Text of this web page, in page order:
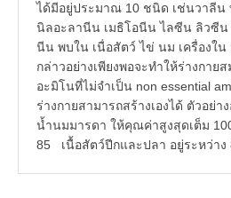
ได้มีอยู่ประมาณ 10 ชนิด เช่นวาลีน
นิลอะลานีน เมธิโอนีน ไลซีน ลิวซี
นีน พบใน เนื่อสัตว์ ไข่ นม เครื่องใน
กล่าวอย่างเพียงพอจะทำให้
อะมิโนที่ไม่จำเป็น non essential
ร่างกายสามารถสร้างเองได้ ตัวอย่
น้ำนมมารดา ให้คุณค่าสูงสุดเต็ม
85 เนื้อสัตว์ปีกและปลา อยู่ระหว่าง